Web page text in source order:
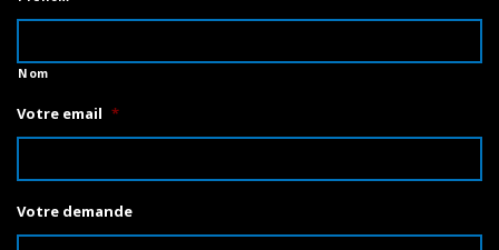
Nom
Votre email *
Votre demande